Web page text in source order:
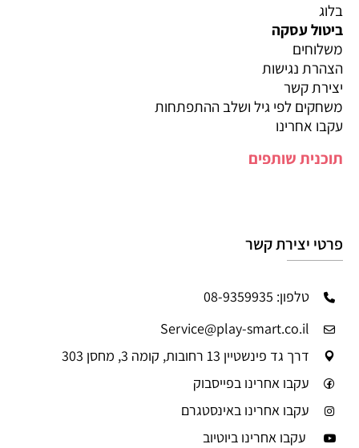
בלוג
ביטול עסקה
משלוחים
הצהרת נגישות
יצירת קשר
משחקים לפי גיל ושלב ההתפתחות
עקבו אחרינו
תוכנית שותפים
פרטי יצירת קשר
טלפון: 08-9359935
Service@play-smart.co.il
דרך גד פינשטיין 13 רחובות, קומה 3, מחסן 303
עקבו אחרינו בפייסבוק
עקבו אחרינו באינסטגרם
עקבו אחרינו ביוטיוב